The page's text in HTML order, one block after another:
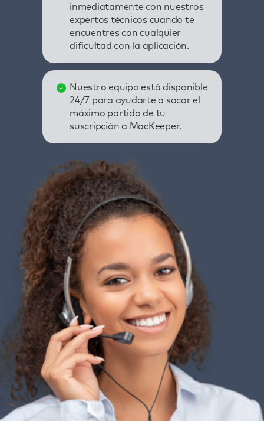
inmediatamente con nuestros
expertos técnicos cuando te
encuentres con cualquier
dificultad con la aplicación.
Nuestro equipo está disponible
24/7 para ayudarte a sacar el
máximo partido de tu
suscripción a MacKeeper.